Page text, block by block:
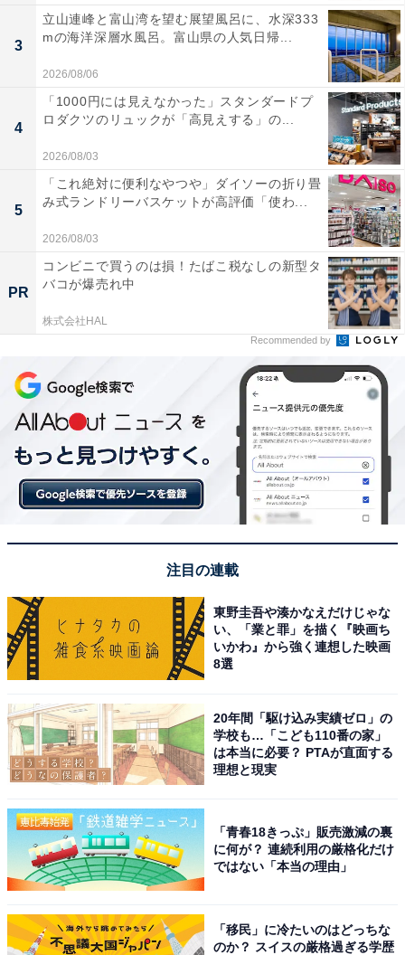
3
立山連峰と富山湾を望む展望風呂に、水深333
mの海洋深層水風呂。富山県の人気日帰...
2026/08/06
4
「1000円には見えなかった」スタンダードプ
ロダクツのリュックが「高見えする」の...
2026/08/03
5
「これ絶対に便利なやつや」ダイソーの折り畳
み式ランドリーバスケットが高評価「使わ...
2026/08/03
PR
コンビニで買うのは損！たばこ税なしの新型タ
バコが爆売れ中
株式会社HAL
Recommended by
注目の連載
東野圭吾や湊かなえだけじゃな
い、「業と罪」を描く『映画ち
いかわ』から強く連想した映画
8選
20年間「駆け込み実績ゼロ」の
学校も…「こども110番の家」
は本当に必要？ PTAが直面する
理想と現実
「青春18きっぷ」販売激減の裏
に何が？ 連続利用の厳格化だけ
ではない「本当の理由」
「移民」に冷たいのはどっちな
のか？ スイスの厳格過ぎる学歴